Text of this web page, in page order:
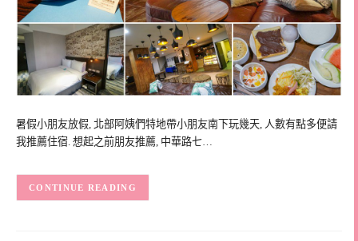
暑假小朋友放假, 北部阿姨們特地帶小朋友南下玩幾天, 人數有點多便請
我推薦住宿. 想起之前朋友推薦, 中華路七…
CONTINUE READING